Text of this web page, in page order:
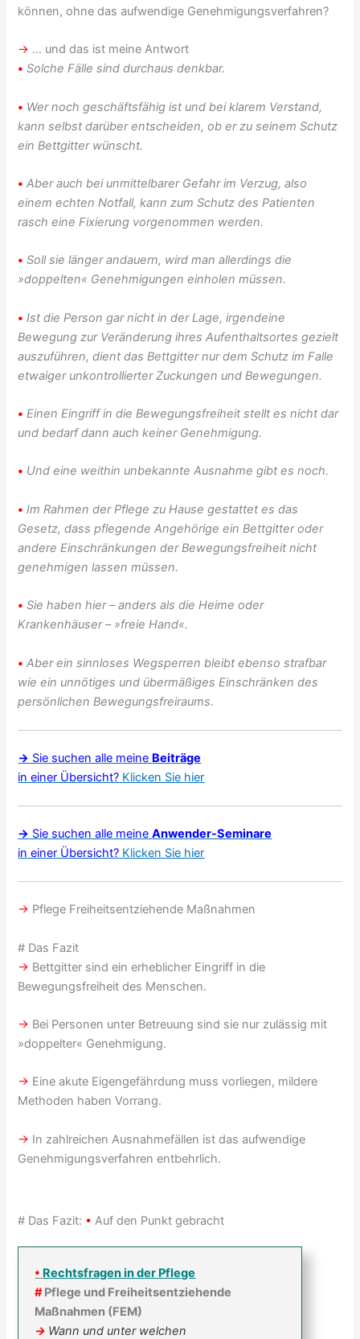
können, ohne das aufwendige Genehmigungsverfahren?
→ … und das ist meine Antwort
• Solche Fälle sind durchaus denkbar.
• Wer noch geschäftsfähig ist und bei klarem Verstand,
kann selbst darüber entscheiden, ob er zu seinem Schutz
ein Bettgitter wünscht.
• Aber auch bei unmittelbarer Gefahr im Verzug, also
einem echten Notfall, kann zum Schutz des Patienten
rasch eine Fixierung vorgenommen werden.
• Soll sie länger andauern, wird man allerdings die
»doppelten« Genehmigungen einholen müssen.
• Ist die Person gar nicht in der Lage, irgendeine
Bewegung zur Veränderung ihres Aufenthaltsortes gezielt
auszuführen, dient das Bettgitter nur dem Schutz im Falle
etwaiger unkontrollierter Zuckungen und Bewegungen.
• Einen Eingriff in die Bewegungsfreiheit stellt es nicht dar
und bedarf dann auch keiner Genehmigung.
• Und eine weithin unbekannte Ausnahme gibt es noch.
• Im Rahmen der Pflege zu Hause gestattet es das
Gesetz, dass pflegende Angehörige ein Bettgitter oder
andere Einschränkungen der Bewegungsfreiheit nicht
genehmigen lassen müssen.
• Sie haben hier – anders als die Heime oder
Krankenhäuser – »freie Hand«.
• Aber ein sinnloses Wegsperren bleibt ebenso strafbar
wie ein unnötiges und übermäßiges Einschränken des
persönlichen Bewegungsfreiraums.
→ Sie suchen alle meine Beiträge
in einer Übersicht? Klicken Sie hier
→ Sie suchen alle meineAnwender-Seminare
in einer Übersicht? Klicken Sie hier
→ Pflege Freiheitsentziehende Maßnahmen
# Das Fazit
→ Bettgitter sind ein erheblicher Eingriff in die
Bewegungsfreiheit des Menschen.
→ Bei Personen unter Betreuung sind sie nur zulässig mit
»doppelter« Genehmigung.
→ Eine akute Eigengefährdung muss vorliegen, mildere
Methoden haben Vorrang.
→ In zahlreichen Ausnahmefällen ist das aufwendige
Genehmigungsverfahren entbehrlich.
# Das Fazit: • Auf den Punkt gebracht
• Rechtsfragen in der Pflege
#Pflege und Freiheitsentziehende
Maßnahmen (FEM)
→ Wann und unter welchen